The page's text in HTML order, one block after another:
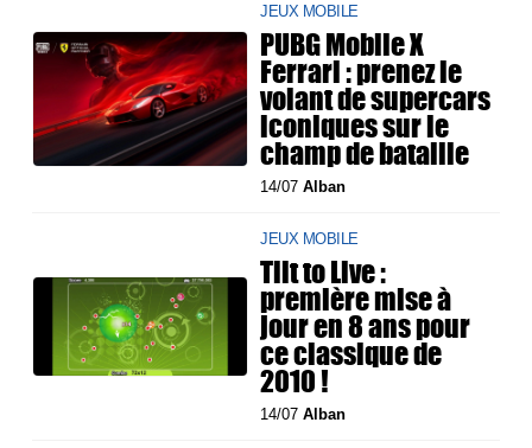
JEUX MOBILE
PUBG Mobile X
Ferrari : prenez le
volant de supercars
iconiques sur le
champ de bataille
14/07Alban
JEUX MOBILE
Tilt to Live :
première mise à
jour en 8 ans pour
ce classique de
2010 !
14/07Alban